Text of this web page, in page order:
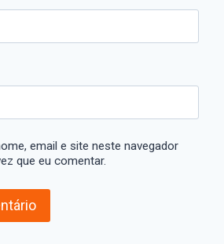
email e site neste navegador
que eu comentar.